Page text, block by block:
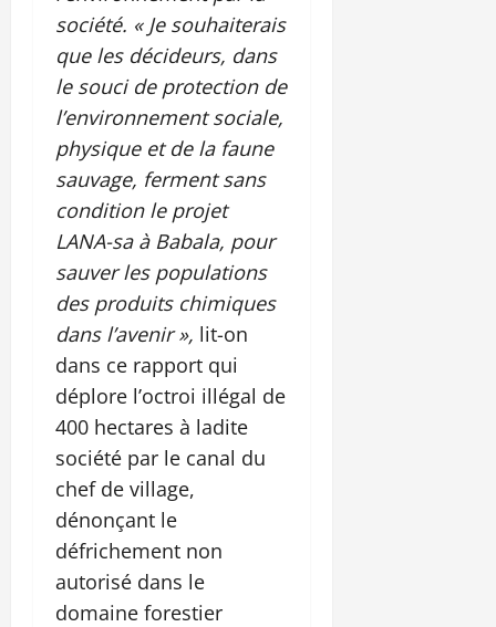
société. « Je souhaiterais
que les décideurs, dans
le souci de protection de
l’environnement sociale,
physique et de la faune
sauvage, ferment sans
condition le projet
LANA-sa à Babala, pour
sauver les populations
des produits chimiques
dans l’avenir », lit-on
dans ce rapport qui
déplore l’octroi illégal de
400 hectares à ladite
société par le canal du
chef de village,
dénonçant le
défrichement non
autorisé dans le
domaine forestier